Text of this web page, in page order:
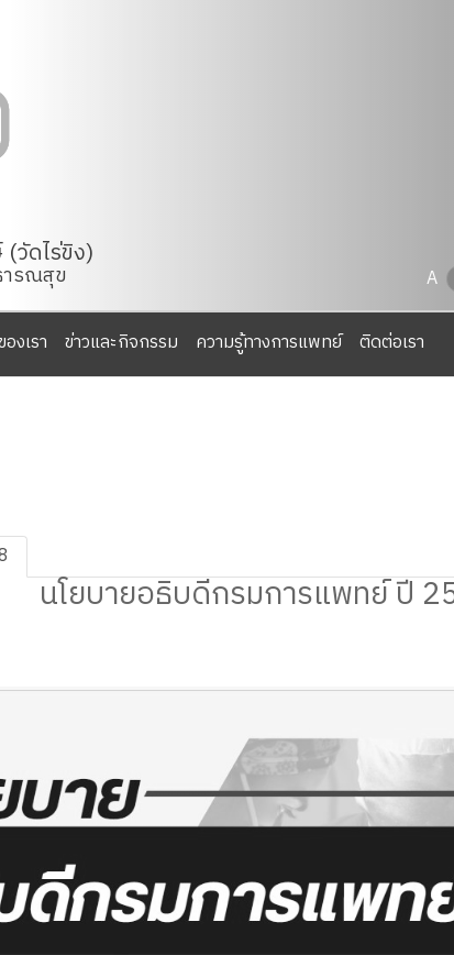
วัดไร่ขิง)
ารณสุข A
งเรา ข่าวและกิจกรรม ความรู้ทางการแพทย์ ติดต่อเรา
นโยบายอธิบดีกรมการแพทย์ ปี